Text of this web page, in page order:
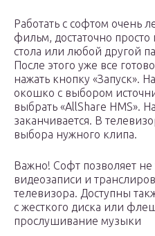
Работать с софтом очень
фильм, достаточно просто
стола или любой другой
После этого уже все
нажать кнопку «Запуск».
окошко с выбором
выбрать «AllShare HMS».
заканчивается. В
выбора нужного клипа.
Важно! Софт позволяет не
видеозаписи и
телевизора. Доступны
с жесткого диска или
прослушивание музыки